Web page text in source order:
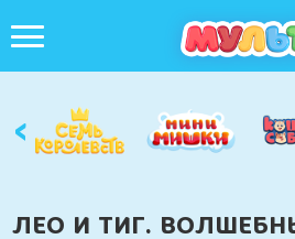
‹
ЛЕО И ТИГ.